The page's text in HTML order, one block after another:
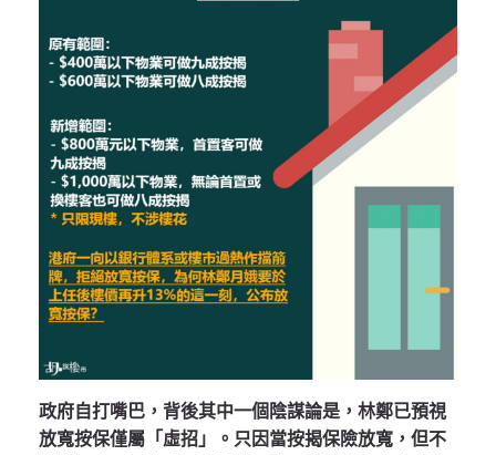
政府自打嘴巴，背後其中一個陰謀論是，林鄭已預視
放寬按保僅屬「虛招」。只因當按揭保險放寬，但不